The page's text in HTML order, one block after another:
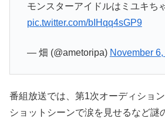
モンスターアイドルはミユキち
pic.twitter.com/bIHqq4sGP9
— 畑 (@ametoripa) November
番組放送では、第1次オーディショ
ショットシーンで涙を見せるなど謎